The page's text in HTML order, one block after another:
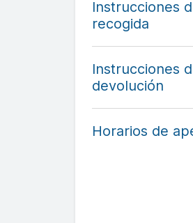
Instrucciones
recogida
Instrucciones
devolución
Horarios de